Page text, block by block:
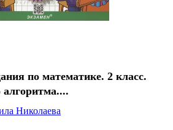
по математике. 2 класс.
Николаева